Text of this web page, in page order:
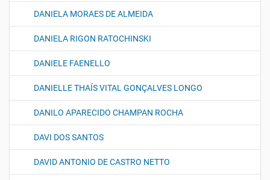
DANIELA MORAES DE ALMEIDA
DANIELA RIGON RATOCHINSKI
DANIELE FAENELLO
DANIELLE THAÍS VITAL GONÇALVES LONGO
DANILO APARECIDO CHAMPAN ROCHA
DAVI DOS SANTOS
DAVID ANTONIO DE CASTRO NETTO